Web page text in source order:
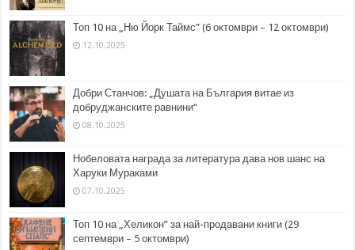
Топ 10 на „Ню Йорк Таймс” (6 октомври – 12 октомври)
12.10.2025
Добри Станчов: „Душата на България витае из
добруджанските равнини“
08.10.2025
Нобеловата награда за литература дава нов шанс на
Харуки Мураками
07.10.2025
Топ 10 на „Хеликон” за най-продавани книги (29
септември – 5 октомври)